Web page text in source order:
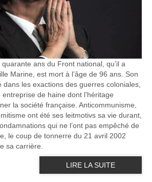
ans du Front national, qu’il a
Marine, est mort à l’âge de 96 ans. Son
dans les exactions des guerres coloniales,
de haine dont l’héritage
la société française. Anticommunisme,
ont été ses leitmotivs sa vie durant,
qui ne l’ont pas empêché de
le coup de tonnerre du 21 avril 2002
sa carrière.
LIRE LA SUITE